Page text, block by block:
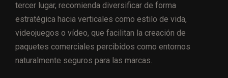
tercer lugar, recomienda diversificar de forma
estratégica hacia verticales como estilo de vida,
videojuegos o vídeo, que facilitan la creación de
paquetes comerciales percibidos como entornos
naturalmente seguros para las marcas.